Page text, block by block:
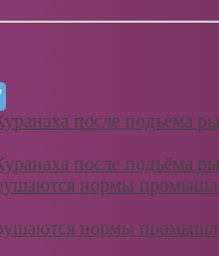
после подъёма
после подъёма
нормы
нормы